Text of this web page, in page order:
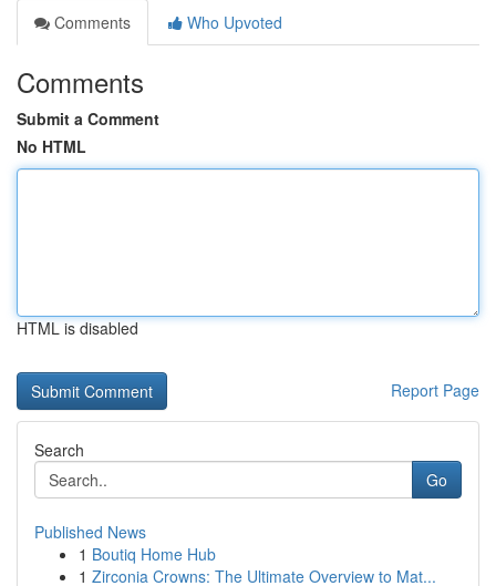
Comments
Who Upvoted
Comments
Submit a Comment
No HTML
HTML is disabled
Report Page
Search
Go
Published News
1 Boutiq Home Hub
1 Zirconia Crowns: The Ultimate Overview to Mat...